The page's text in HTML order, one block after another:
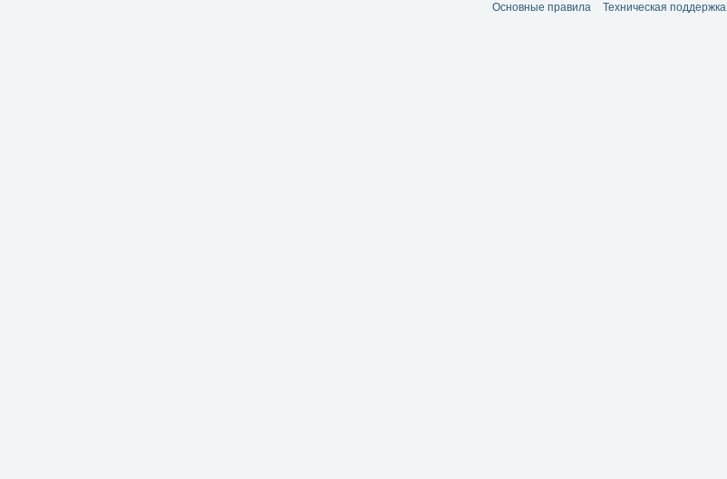
Основные правила Техническая поддержка